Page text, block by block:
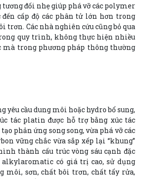
đối nhẹ giúp phá vỡ các polymer
đến cấp độ các phân tử lớn hơn trong
trơn. Các nhà nghiên cứu cũng bỏ qua
quy trình, không thực hiện nhiều
mà trong phương pháp thông thường
yêu cầu dung môi hoặc hydro bổ sung,
tác platin được hỗ trợ bằng xúc tác
phản ứng song song, vừa phá vỡ các
vững chắc vừa sắp xếp lại “khung”
thành cấu trúc vòng sáu cạnh đặc
có giá trị cao, sử dụng
môi, sơn, chất bôi trơn, chất tẩy rửa,